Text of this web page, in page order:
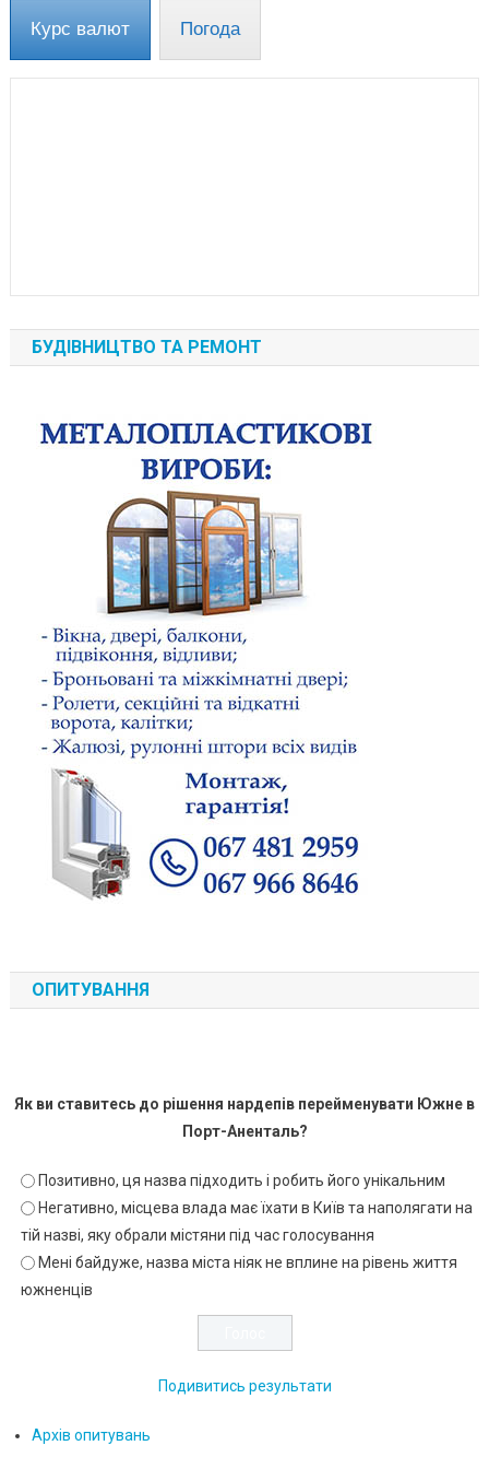
Курс валют Погода
БУДІВНИЦТВО ТА РЕМОНТ
ОПИТУВАННЯ
Як ви ставитесь до рішення нардепів перейменувати Южне в
Порт-Аненталь?
Позитивно, ця назва підходить і робить його унікальним
Негативно, місцева влада має їхати в Київ та наполягати на
тій назві, яку обрали містяни під час голосування
Мені байдуже, назва міста ніяк не вплине на рівень життя
южненців
Подивитись результати
Архів опитувань